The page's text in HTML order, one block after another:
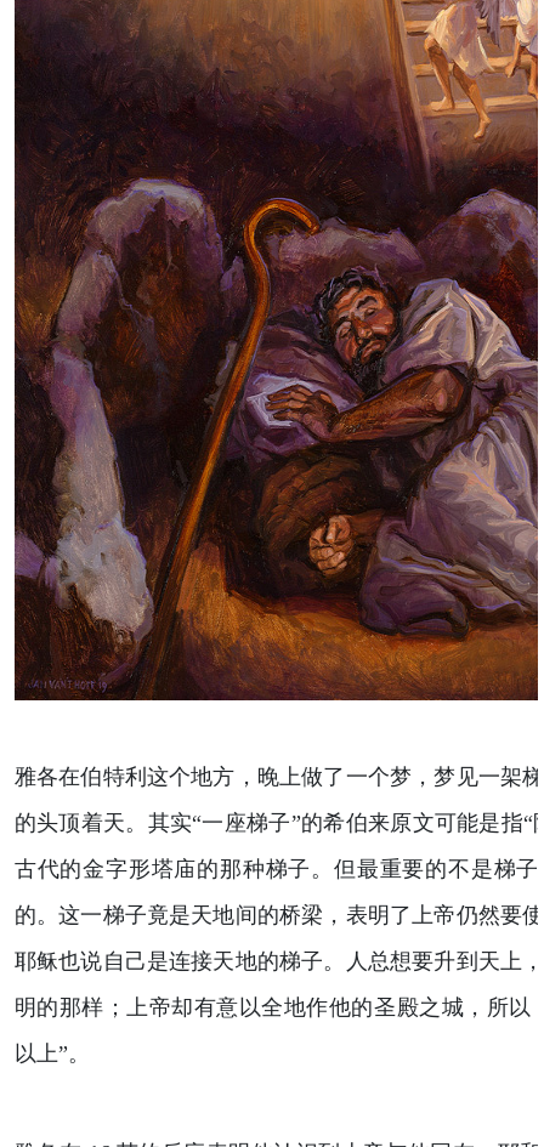
雅各在伯特利这个地方，晚上做了一个梦，梦见一架
的头顶着天。其实“一座梯子”的希伯来原文可能是指“
古代的金字形塔庙的那种梯子。但最重要的不是梯
的。这一梯子竟是天地间的桥梁，表明了上帝仍然要
耶稣也说自己是连接天地的梯子。人总想要升到天上
明的那样；上帝却有意以全地作他的圣殿之城，所以
以上”。